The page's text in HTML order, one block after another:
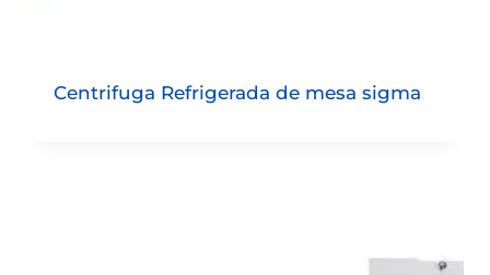
Centrifuga Refrigerada de mesa sigma